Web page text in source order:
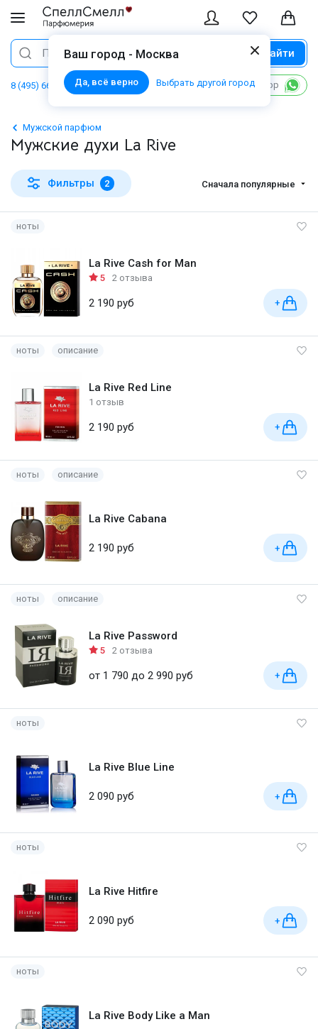
Ваш город - Москва
Да, всё верно Выбрать другой город
Поиск Найти
8 (495) 668 06 02 Написать в WhatsApp
Мужской парфюм
Мужские духи La Rive
Фильтры 2 Сначала популярные
ноты
La Rive Cash for Man
5 2 отзыва
2 190 руб +
ноты описание
La Rive Red Line
1 отзыв
2 190 руб +
ноты описание
La Rive Cabana
2 190 руб +
ноты описание
La Rive Password
5 2 отзыва
от 1 790 до 2 990 руб +
ноты
La Rive Blue Line
2 090 руб +
ноты
La Rive Hitfire
2 090 руб +
ноты
La Rive Body Like a Man